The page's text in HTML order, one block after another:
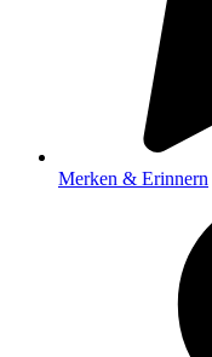
Merken & Erinnern